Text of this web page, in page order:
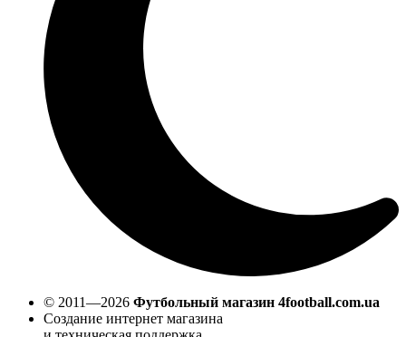
© 2011—2026 Футбольный магазин 4football.com.ua
Создание интернет магазина